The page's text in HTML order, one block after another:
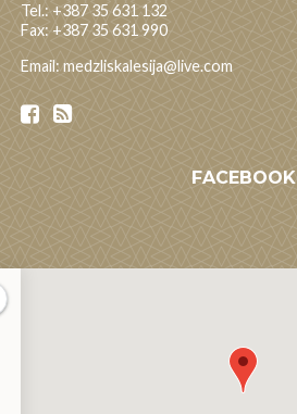
Tel.: +387 35 631 132
Fax: +387 35 631 990
Email: medzliskalesija@live.com
FACEBOOK